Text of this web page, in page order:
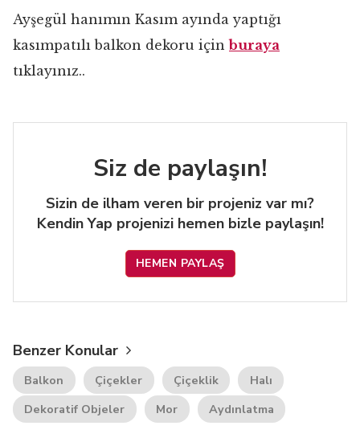
Ayşegül hanımın Kasım ayında yaptığı
kasımpatılı balkon dekoru içinburaya
tıklayınız..
Siz de paylaşın!
Sizin de ilham veren bir projeniz var mı?
Kendin Yap projenizi hemen bizle paylaşın!
HEMEN PAYLAŞ
Benzer Konular
Balkon Çiçekler Çiçeklik
Halı
Dekoratif Objeler
Mor Aydınlatma